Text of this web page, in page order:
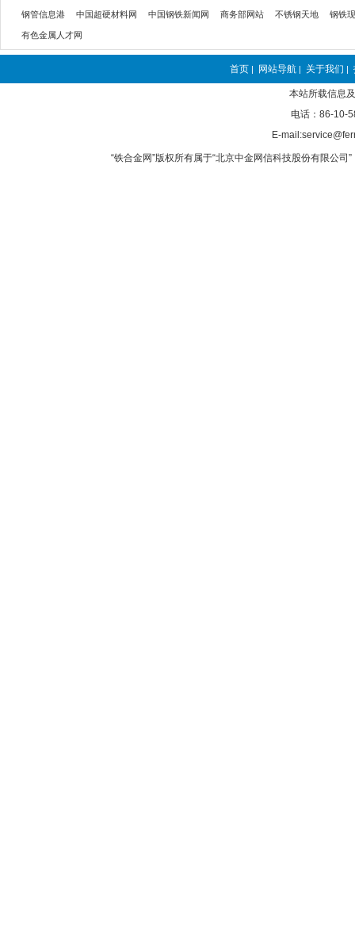
钢管信息港 中国超硬材料网 中国钢铁新闻网 商务部网站 不锈钢天地 钢铁
有色金属人才网
首页 | 网站导航 | 关于我们 |
本站所载信息
电话：86-10-
E-
“铁合金网”版权所有属于“北京中金网信科技股份有限公司